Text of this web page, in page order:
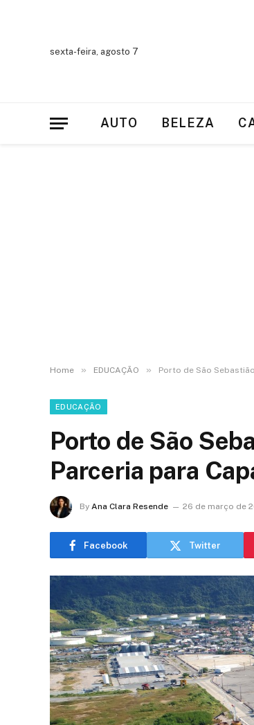
sexta-feira, agosto 7
AUTO BELEZA
Home » EDUCAÇÃO » Porto de São
EDUCAÇÃO
Porto de São
Parceria para
By Ana Clara Resende 26 de março de
Facebook Twitter